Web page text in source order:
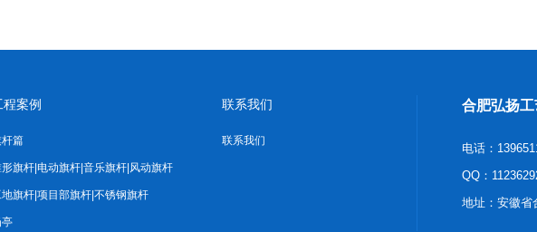
程案例
篇
旗杆|电动旗杆|音乐旗杆|风动旗杆
旗杆|项目部旗杆|不锈钢旗杆
亭
联系我们
联系我们
合肥弘扬
电话：
QQ：
地址：安徽省